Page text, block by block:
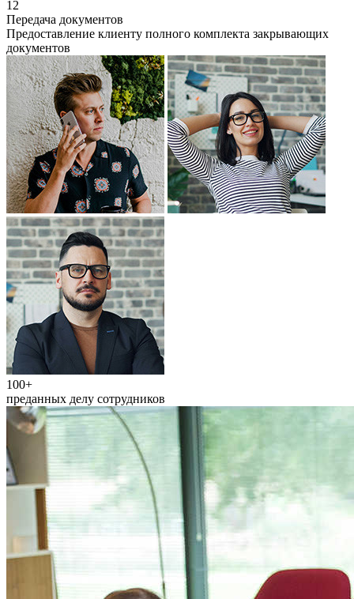
12
Передача документов
Предоставление клиенту полного комплекта закрывающих
документов
100+
преданных делу сотрудников